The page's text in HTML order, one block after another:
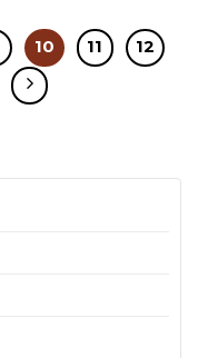
10 11
12